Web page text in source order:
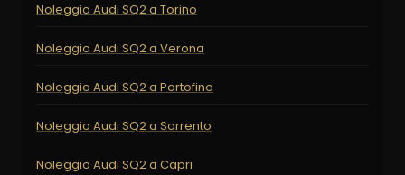
Noleggio Audi SQ2 a Torino
Noleggio Audi SQ2 a Verona
Noleggio Audi SQ2 a Portofino
Noleggio Audi SQ2 a Sorrento
Noleggio Audi SQ2 a Capri